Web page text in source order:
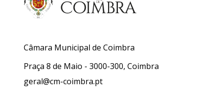
Câmara Municipal de Coimbra
Praça 8 de Maio - 3000-300, Coimbra
geral@cm-coimbra.pt